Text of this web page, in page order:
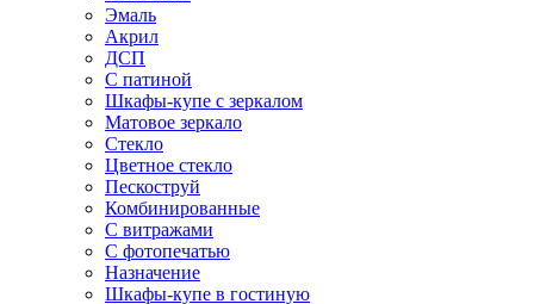
Эмаль
Акрил
ДСП
С патиной
Шкафы-купе с зеркалом
Матовое зеркало
Стекло
Цветное стекло
Пескоструй
Комбинированные
С витражами
С фотопечатью
Назначение
Шкафы-купе в гостиную